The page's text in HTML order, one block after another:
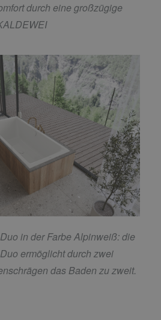
durch eine großzügige
in der Farbe Alpinweiß: die
ermöglicht durch zwei
das Baden zu zweit.